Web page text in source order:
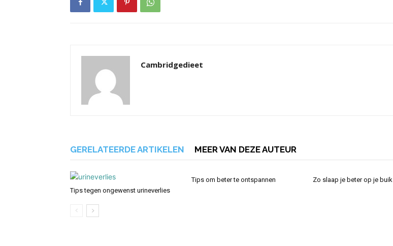
Cambridgedieet
GERELATEERDE ARTIKELEN MEER VAN DEZE AUTEUR
Tips tegen ongewenst urineverlies
Tips om beter te ontspannen Zo slaap je beter op je buik